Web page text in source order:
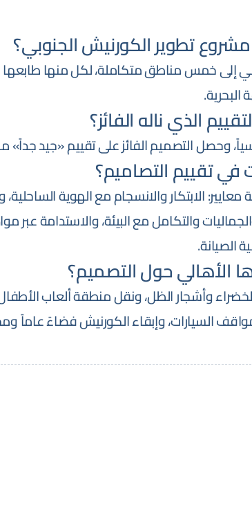
تطوير الكورنيش الجنوبي؟
إلى خمس مناطق متكاملة، لكل منها
الذي ناله الفائز؟
وحصل التصميم الفائز على تقييم «جيد جداً»
في تقييم التصاميم؟
الابتكار والانسجام مع الهوية الساحلية،
والتكامل مع البيئة، والاستدامة عبر
الصيانة.
الأهالي حول التصميم؟
وأشجار الظل، ونقل منطقة ألعاب
السيارات، وإبقاء الكورنيش فضاءً عاماً